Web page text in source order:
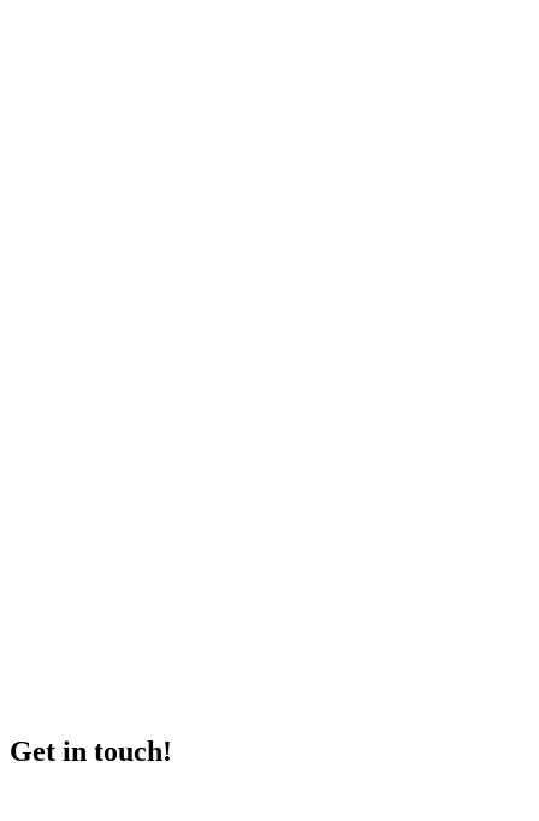
Get in touch!